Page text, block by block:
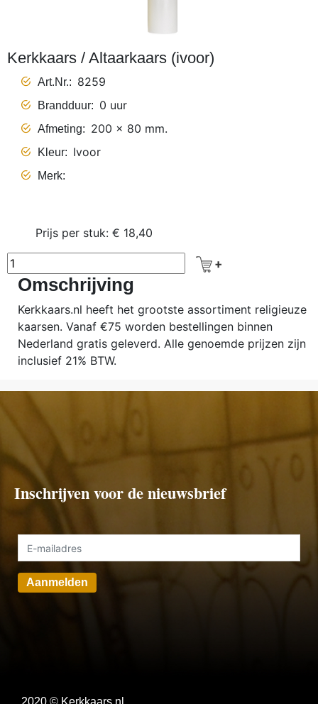
Kerkkaars / Altaarkaars (ivoor)
Art.Nr. 8259
Brandduur 0 uur
Afmeting 200 x 80 mm.
Kleur Ivoor
Merk
Prijs per stuk: € 18,40
Omschrijving
Kerkkaars.nl heeft het grootste assortiment religieuze
kaarsen. Vanaf €75 worden bestellingen binnen
Nederland gratis geleverd. Alle genoemde prijzen zijn
inclusief 21% BTW.
Inschrijven voor de nieuwsbrief
Aanmelden
2020 © Kerkkaars.nl